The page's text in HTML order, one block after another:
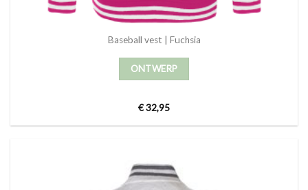
Baseball vest | Fuchsia
ONTWERP
€32,95